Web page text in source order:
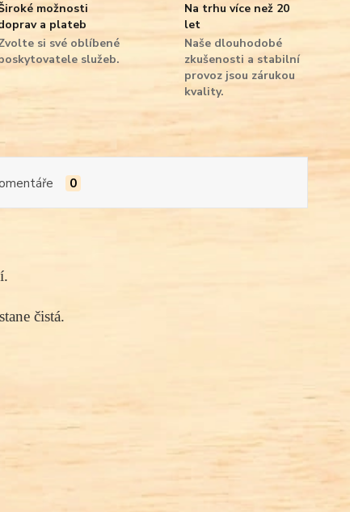
možnosti
a plateb
si své oblíbené
služeb.
Na trhu více než 20
let
Naše dlouhodobé
zkušenosti a stabilní
provoz jsou zárukou
kvality.
0
čistá.